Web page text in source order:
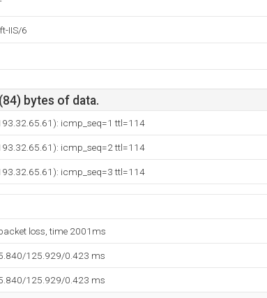
IIS/6
bytes of data.
icmp_seq=1 ttl=114
icmp_seq=2 ttl=114
icmp_seq=3 ttl=114
loss, time 2001ms
125.929/0.423 ms
125.929/0.423 ms